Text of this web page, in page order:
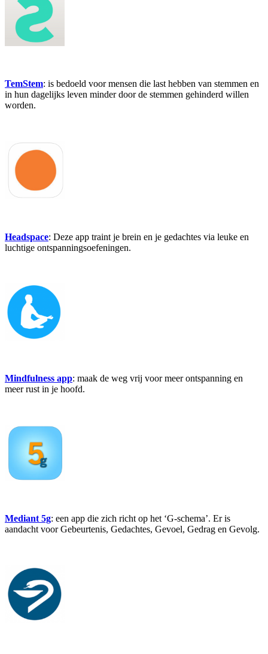
TemStem: is bedoeld voor mensen die last hebben van stemmen en
in hun dagelijks leven minder door de stemmen gehinderd willen
worden.
Headspace: Deze app traint je brein en je gedachtes via leuke en
luchtige ontspanningsoefeningen.
Mindfulness app: maak de weg vrij voor meer ontspanning en
meer rust in je hoofd.
Mediant 5g: een app die zich richt op het ‘G-schema’. Er is
aandacht voor Gebeurtenis, Gedachtes, Gevoel, Gedrag en Gevolg.